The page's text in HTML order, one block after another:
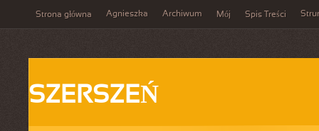
Strona główna Agnieszka Archiwum Mój Spis Treści
SZERSZEŃ